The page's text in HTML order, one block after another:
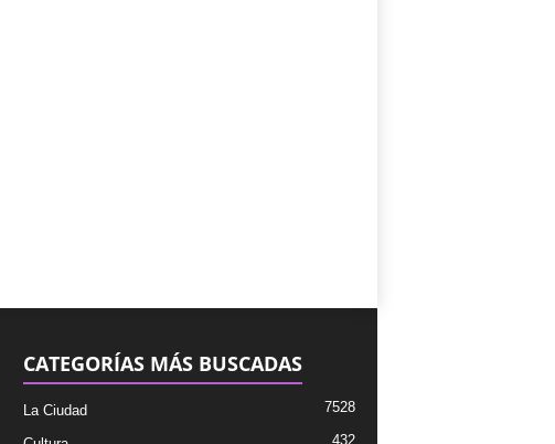
CATEGORÍAS MÁS BUSCADAS
La Ciudad 7528
432